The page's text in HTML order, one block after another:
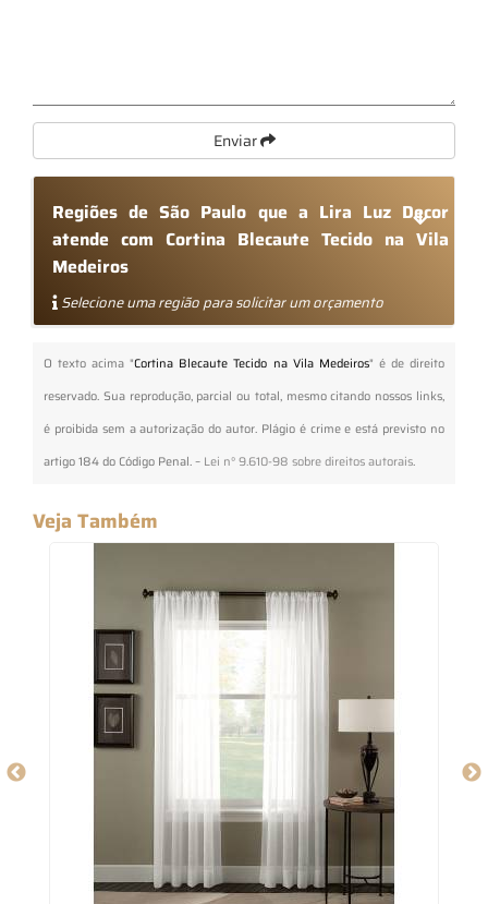
Enviar
Regiões de São Paulo que a Lira Luz Decor
atende com Cortina Blecaute Tecido na Vila
Medeiros
Selecione uma região para solicitar um orçamento
O texto acima "Cortina Blecaute Tecido na Vila Medeiros" é de direito
reservado. Sua reprodução, parcial ou total, mesmo citando nossos links,
é proibida sem a autorização do autor. Plágio é crime e está previsto no
artigo 184 do Código Penal. – Lei n° 9.610-98 sobre direitos autorais.
Veja Também